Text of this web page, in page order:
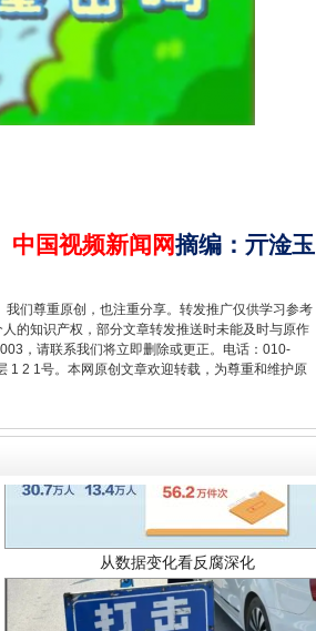
中国视频新闻网摘编 ： 亓淦玉
们尊重原创，也注重分享。转发推广仅供学习参考
的知识产权，部分文章转发推送时未能及时与原作
，请联系我们将立即删除或更正。电话：010-
1 2 1号。本网原创文章欢迎转载，为尊重和维护原
从数据变化看反腐深化